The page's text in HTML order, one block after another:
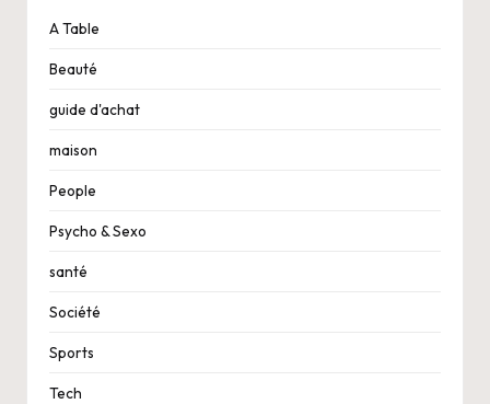
A Table
Beauté
guide d'achat
maison
People
Psycho & Sexo
santé
Société
Sports
Tech